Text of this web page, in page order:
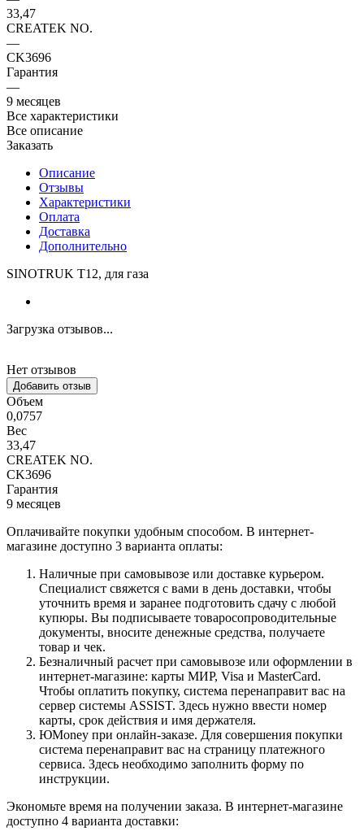
33,47
CREATEK NO.
—
CK3696
Гарантия
—
9 месяцев
Все характеристики
Все описание
Заказать
Описание
Отзывы
Характеристики
Оплата
Доставка
Дополнительно
SINOTRUK T12, для газа
Загрузка отзывов...
Нет отзывов
Добавить отзыв
Объем
0,0757
Вес
33,47
CREATEK NO.
CK3696
Гарантия
9 месяцев
Оплачивайте покупки удобным способом. В интернет-
магазине доступно 3 варианта оплаты:
Наличные при самовывозе или доставке курьером.
Специалист свяжется с вами в день доставки, чтобы
уточнить время и заранее подготовить сдачу с любой
купюры. Вы подписываете товаросопроводительные
документы, вносите денежные средства, получаете
товар и чек.
Безналичный расчет при самовывозе или оформлении в
интернет-магазине: карты МИР, Visa и MasterCard.
Чтобы оплатить покупку, система перенаправит вас на
сервер системы ASSIST. Здесь нужно ввести номер
карты, срок действия и имя держателя.
ЮMoney при онлайн-заказе. Для совершения покупки
система перенаправит вас на страницу платежного
сервиса. Здесь необходимо заполнить форму по
инструкции.
Экономьте время на получении заказа. В интернет-магазине
доступно 4 варианта доставки: